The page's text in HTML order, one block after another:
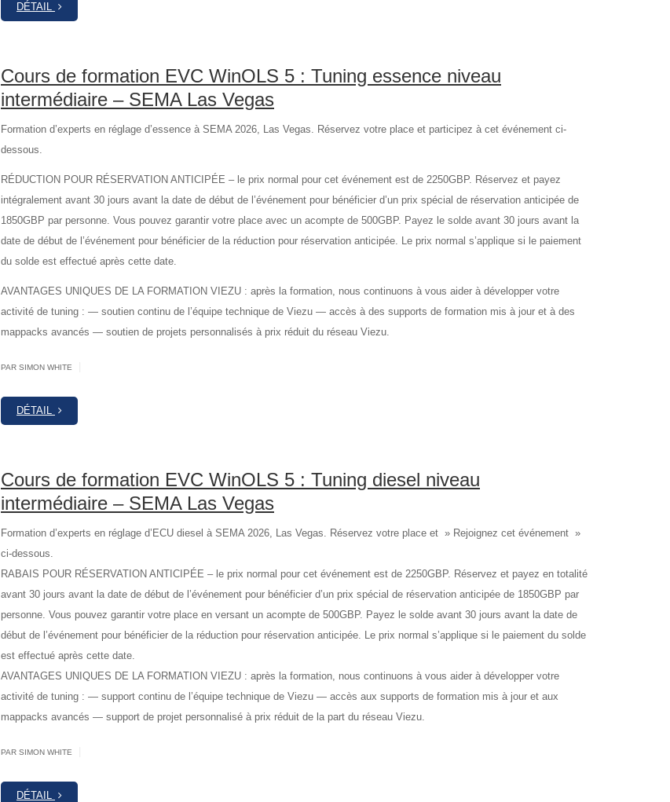
DÉTAIL
Cours de formation EVC WinOLS 5 : Tuning essence niveau
intermédiaire – SEMA Las Vegas
Formation d’experts en réglage d’essence à SEMA 2026, Las Vegas. Réservez votre place et participez à cet événement ci-
dessous.
RÉDUCTION POUR RÉSERVATION ANTICIPÉE – le prix normal pour cet événement est de 2250GBP. Réservez et payez
intégralement avant 30 jours avant la date de début de l’événement pour bénéficier d’un prix spécial de réservation anticipée de
1850GBP par personne. Vous pouvez garantir votre place avec un acompte de 500GBP. Payez le solde avant 30 jours avant la
date de début de l’événement pour bénéficier de la réduction pour réservation anticipée. Le prix normal s’applique si le paiement
du solde est effectué après cette date.
AVANTAGES UNIQUES DE LA FORMATION VIEZU : après la formation, nous continuons à vous aider à développer votre
activité de tuning : — soutien continu de l’équipe technique de Viezu — accès à des supports de formation mis à jour et à des
mappacks avancés — soutien de projets personnalisés à prix réduit du réseau Viezu.
PAR SIMON WHITE
DÉTAIL
Cours de formation EVC WinOLS 5 : Tuning diesel niveau
intermédiaire – SEMA Las Vegas
Formation d’experts en réglage d’ECU diesel à SEMA 2026, Las Vegas. Réservez votre place et » Rejoignez cet événement »
ci-dessous.
RABAIS POUR RÉSERVATION ANTICIPÉE – le prix normal pour cet événement est de 2250GBP. Réservez et payez en totalité
avant 30 jours avant la date de début de l’événement pour bénéficier d’un prix spécial de réservation anticipée de 1850GBP par
personne. Vous pouvez garantir votre place en versant un acompte de 500GBP. Payez le solde avant 30 jours avant la date de
début de l’événement pour bénéficier de la réduction pour réservation anticipée. Le prix normal s’applique si le paiement du solde
est effectué après cette date.
AVANTAGES UNIQUES DE LA FORMATION VIEZU : après la formation, nous continuons à vous aider à développer votre
activité de tuning : — support continu de l’équipe technique de Viezu — accès aux supports de formation mis à jour et aux
mappacks avancés — support de projet personnalisé à prix réduit de la part du réseau Viezu.
PAR SIMON WHITE
DÉTAIL